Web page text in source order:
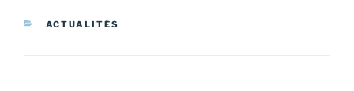
CATÉGORIES
ACTUALITÉS